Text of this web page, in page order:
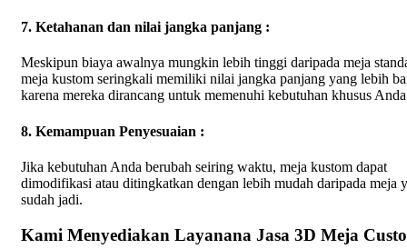
7. Ketahanan dan nilai jangka panjang :
Meskipun biaya awalnya mungkin lebih tinggi daripada meja
meja kustom seringkali memiliki nilai jangka panjang yang lebih
karena mereka dirancang untuk memenuhi kebutuhan khusus
8. Kemampuan Penyesuaian :
Jika kebutuhan Anda berubah seiring waktu, meja kustom dapat
dimodifikasi atau ditingkatkan dengan lebih mudah daripada meja
sudah jadi.
Kami Menyediakan Layanana Jasa 3D Meja